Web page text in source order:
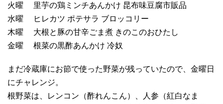
火曜 里芋の鶏ミンチあんかけ 昆布味豆腐市販品
水曜 ヒレカツ ポテサラ ブロッコリー
木曜 大根と豚の甘辛ごま煮 きのこのおひたし
金曜 根菜の黒酢あんかけ 冷奴
まだ冷蔵庫にお節で使った野菜が残っていたので、金曜日
にチャレンジ。
根野菜は、レンコン（酢れんこん）、人参（紅白なま